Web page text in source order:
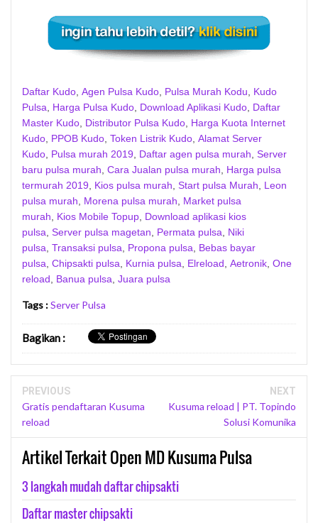
Daftar Kudo Agen Pulsa Kudo Pulsa Murah Kodu
Kudo
Pulsa
Harga Pulsa Kudo Download Aplikasi Kudo Daftar
Master Kudo Distributor Pulsa Kudo Harga Kuota Internet
Kudo PPOB Kudo Token Listrik Kudo Alamat Server
Kudo Pulsa murah 2019 Daftar agen pulsa murah Server
baru pulsa murah Cara Jualan pulsa murah
Harga pulsa
termurah 2019
Kios pulsa murah Start pulsa Murah
Leon
pulsa murah
Morena pulsa murah
Market pulsa
murah
Kios Mobile Topup Download aplikasi kios
pulsa Server pulsa magetan Permata pulsa
Niki
pulsa Transaksi pulsa Propona pulsa
Bebas bayar
pulsa Chipsakti pulsa Kurnia pulsa Elreload Aetronik One
reload
Banua pulsa Juara pulsa
Tags :Server Pulsa
Bagikan :
PREVIOUS
Gratis pendaftaran Kusuma
reload
NEXT
Kusuma reload | PT. Topindo
Solusi Komunika
Artikel Terkait Open MD Kusuma Pulsa
3 langkah mudah daftar chipsakti
Daftar master chipsakti